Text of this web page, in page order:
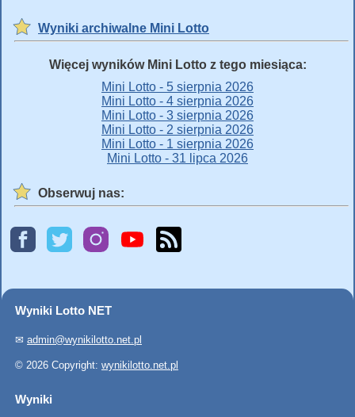
Wyniki archiwalne Mini Lotto
Więcej wyników Mini Lotto z tego miesiąca:
Mini Lotto - 5 sierpnia 2026
Mini Lotto - 4 sierpnia 2026
Mini Lotto - 3 sierpnia 2026
Mini Lotto - 2 sierpnia 2026
Mini Lotto - 1 sierpnia 2026
Mini Lotto - 31 lipca 2026
Obserwuj nas:
Wyniki Lotto NET
✉ admin@wynikilotto.net.pl
© 2026 Copyright: wynikilotto.net.pl
Wyniki